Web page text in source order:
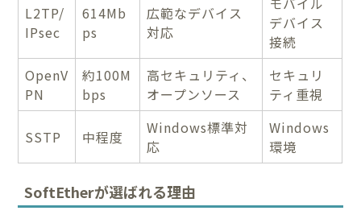
L2TP/
IPsec
614Mb
ps
広範なデバイス
対応
デバイス
接続
OpenV
PN
約100M
bps
高セキュリティ、
オープンソース
セキュリ
ティ重視
SSTP 中程度
Windows標準対
応
Windows
環境
SoftEtherが選ばれる理由